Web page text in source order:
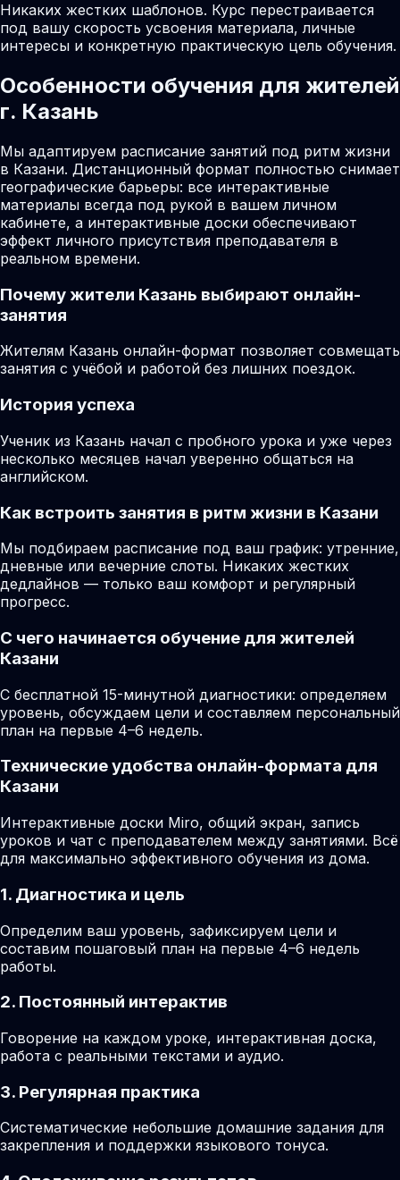
Никаких жестких шаблонов. Курс перестраивается
под вашу скорость усвоения материала, личные
интересы и конкретную практическую цель обучения.
Особенности обучения для жителей
г. Казань
Мы адаптируем расписание занятий под ритм жизни
в Казани. Дистанционный формат полностью снимает
географические барьеры: все интерактивные
материалы всегда под рукой в вашем личном
кабинете, а интерактивные доски обеспечивают
эффект личного присутствия преподавателя в
реальном времени.
Почему жители Казань выбирают онлайн-
занятия
Жителям Казань онлайн-формат позволяет совмещать
занятия с учёбой и работой без лишних поездок.
История успеха
Ученик из Казань начал с пробного урока и уже через
несколько месяцев начал уверенно общаться на
английском.
Как встроить занятия в ритм жизни в Казани
Мы подбираем расписание под ваш график: утренние,
дневные или вечерние слоты. Никаких жестких
дедлайнов — только ваш комфорт и регулярный
прогресс.
С чего начинается обучение для жителей
Казани
С бесплатной 15-минутной диагностики: определяем
уровень, обсуждаем цели и составляем персональный
план на первые 4–6 недель.
Технические удобства онлайн-формата для
Казани
Интерактивные доски Miro, общий экран, запись
уроков и чат с преподавателем между занятиями. Всё
для максимально эффективного обучения из дома.
1. Диагностика и цель
Определим ваш уровень, зафиксируем цели и
составим пошаговый план на первые 4–6 недель
работы.
2. Постоянный интерактив
Говорение на каждом уроке, интерактивная доска,
работа с реальными текстами и аудио.
3. Регулярная практика
Систематические небольшие домашние задания для
закрепления и поддержки языкового тонуса.